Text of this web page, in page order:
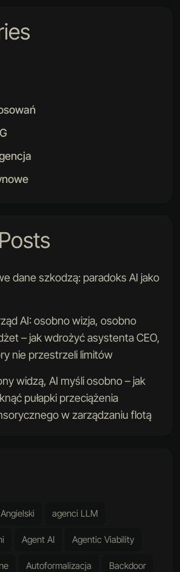
dane szkodzą: paradoks AI jako
AI: osobno wizja, osobno
– jak wdrożyć asystenta CEO,
nie przestrzeli limitów
widzą, AI myśli osobno – jak
pułapki przeciążenia
w zarządzaniu flotą
agenci LLM
Agent AI Agentic Viability
Autoformalizacja Backdoor